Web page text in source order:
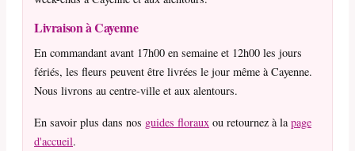
Livraison à Cayenne
En commandant avant 17h00 en semaine et 12h00 les jours
fériés, les fleurs peuvent être livrées le jour même à Cayenne.
Nous livrons au centre-ville et aux alentours.
En savoir plus dans nos guides floraux ou retournez à lapage
d'accueil.